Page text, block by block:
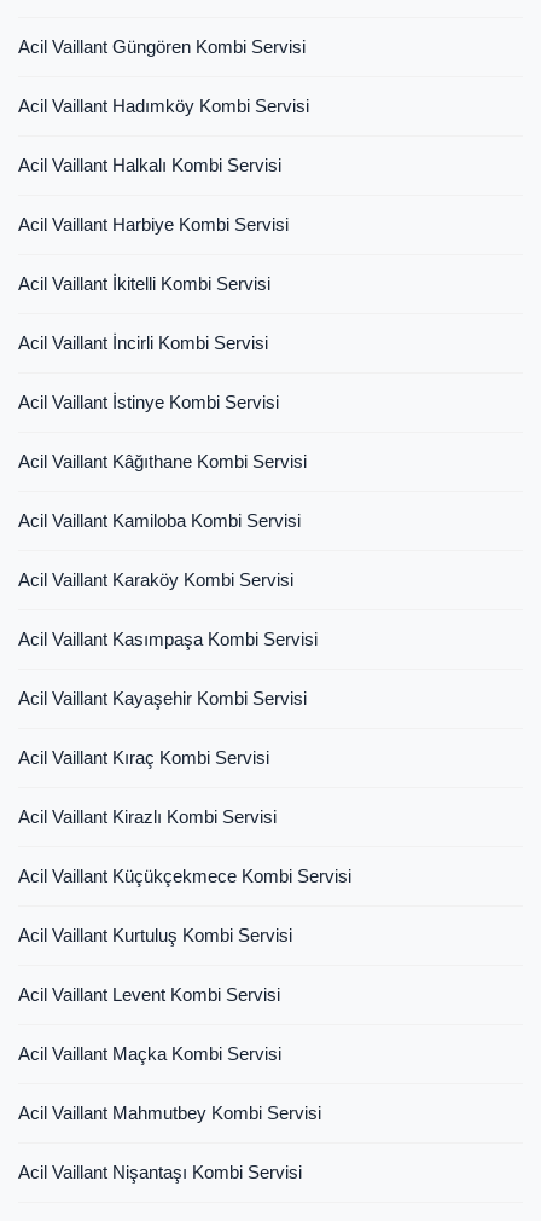
Acil Vaillant Güngören Kombi Servisi
Acil Vaillant Hadımköy Kombi Servisi
Acil Vaillant Halkalı Kombi Servisi
Acil Vaillant Harbiye Kombi Servisi
Acil Vaillant İkitelli Kombi Servisi
Acil Vaillant İncirli Kombi Servisi
Acil Vaillant İstinye Kombi Servisi
Acil Vaillant Kâğıthane Kombi Servisi
Acil Vaillant Kamiloba Kombi Servisi
Acil Vaillant Karaköy Kombi Servisi
Acil Vaillant Kasımpaşa Kombi Servisi
Acil Vaillant Kayaşehir Kombi Servisi
Acil Vaillant Kıraç Kombi Servisi
Acil Vaillant Kirazlı Kombi Servisi
Acil Vaillant Küçükçekmece Kombi Servisi
Acil Vaillant Kurtuluş Kombi Servisi
Acil Vaillant Levent Kombi Servisi
Acil Vaillant Maçka Kombi Servisi
Acil Vaillant Mahmutbey Kombi Servisi
Acil Vaillant Nişantaşı Kombi Servisi